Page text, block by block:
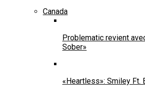
Canada
Problematic revient
Sober»
«Heartless»: Smiley Ft.